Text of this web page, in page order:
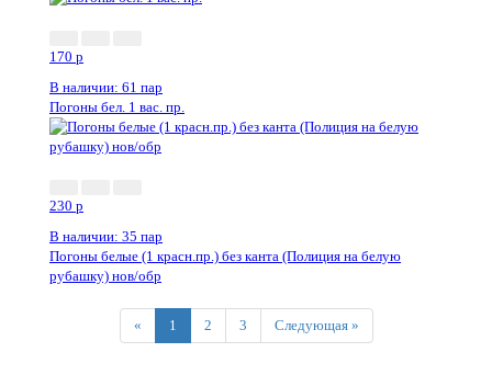
170 p
В наличии: 61 пар
Погоны бел. 1 вас. пр.
230 p
В наличии: 35 пар
Погоны белые (1 красн.пр.) без канта (Полиция на белую
рубашку) нов/обр
«Previous
1 2 3 Следующая »Next